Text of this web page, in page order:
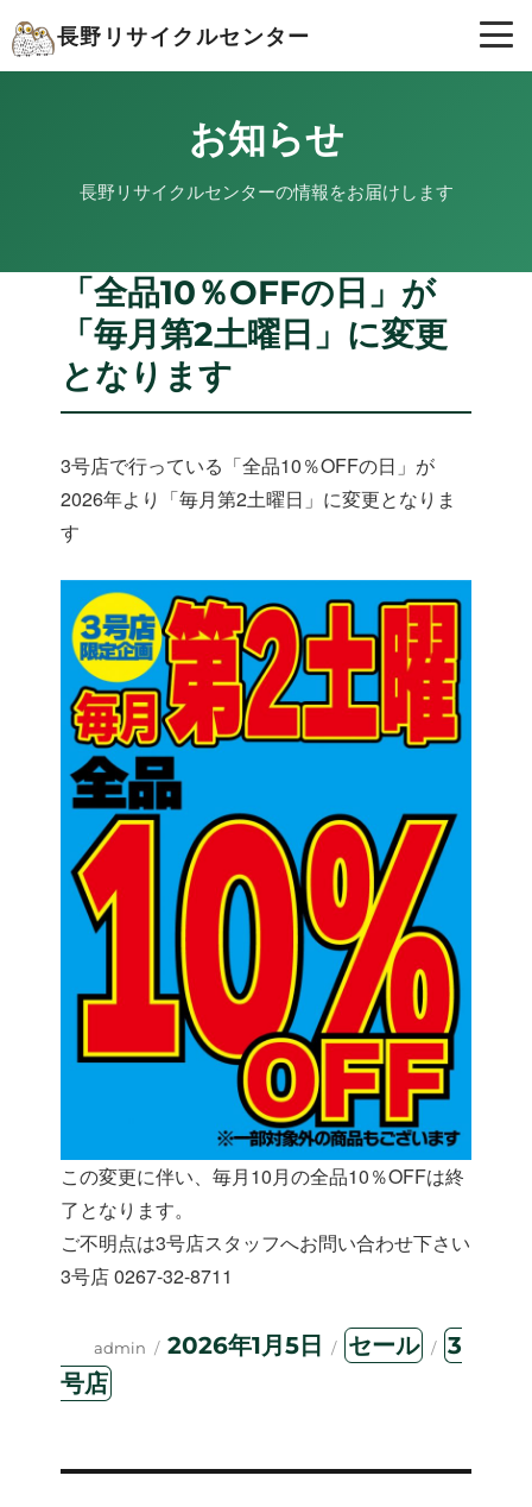
長野リサイクルセンター
お知らせ
長野リサイクルセンターの情報をお届けします
「全品10％OFFの日」が
「毎月第2土曜日」に変更
となります
3号店で行っている「全品10％OFFの日」が
2026年より「毎月第2土曜日」に変更となりま
す
この変更に伴い、毎月10月の全品10％OFFは終
了となります。
ご不明点は3号店スタッフへお問い合わせ下さい
3号店 0267-32-8711
稿
者
admin
投
2026年1月5日
カ
テ
セール
タ
グ
3
号店